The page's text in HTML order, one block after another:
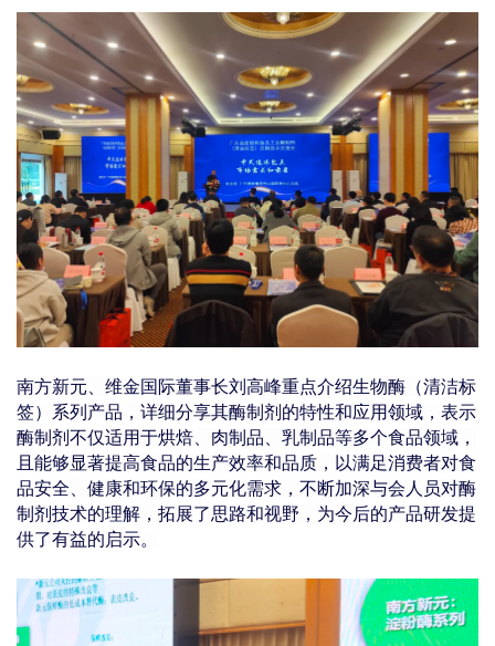
南方新元、维金国际董事长刘高峰重点介绍生物酶（清洁标
签）系列产品，详细分享其酶制剂的特性和应用领域，表示
酶制剂不仅适用于烘焙、肉制品、乳制品等多个食品领域，
且能够显著提高食品的生产效率和品质，以满足消费者对食
品安全、健康和环保的多元化需求，不断加深与会人员对酶
制剂技术的理解，拓展了思路和视野，为今后的产品研发提
供了有益的启示。